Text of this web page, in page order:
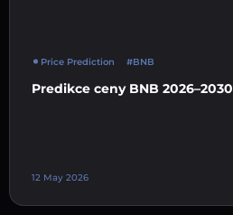
Price Prediction #BNB
Predikce ceny BNB 2026–2030
12 May 2026